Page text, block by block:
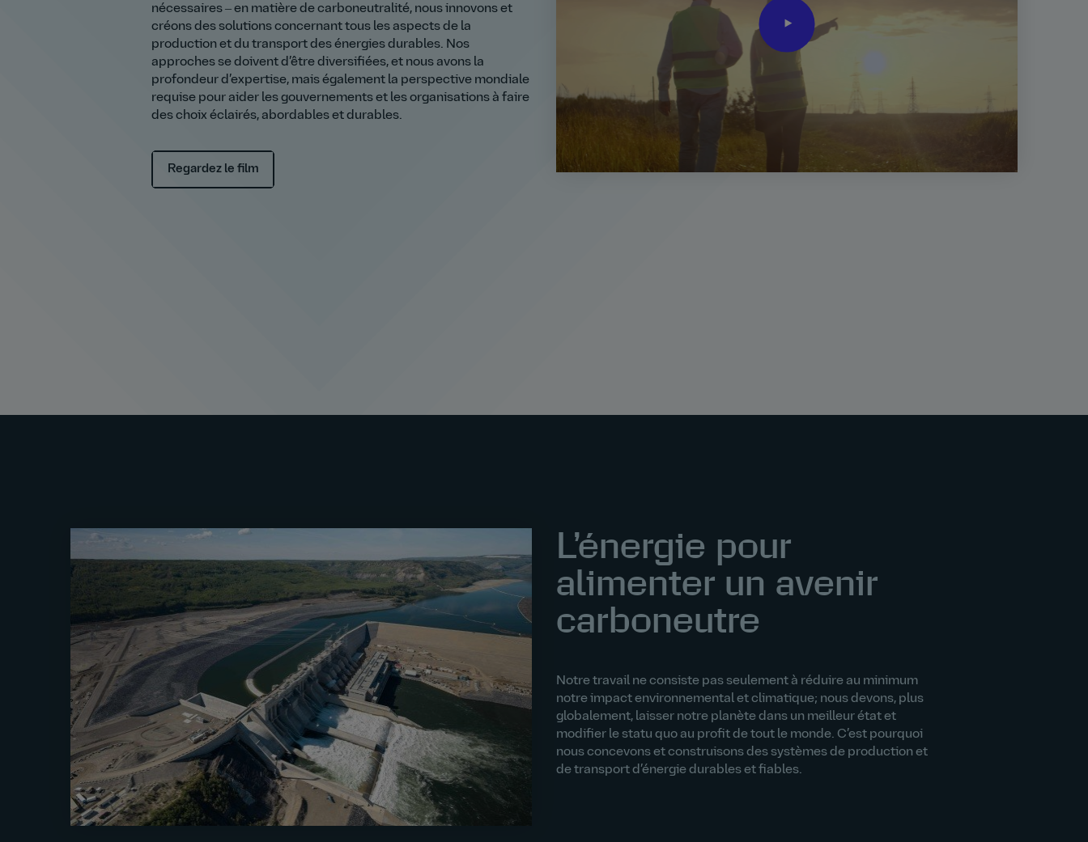
nécessaires ‒ en matière de carboneutralité, nous innovons et
créons des solutions concernant tous les aspects de la
production et du transport des énergies durables. Nos
approches se doivent d’être diversifiées, et nous avons la
profondeur d’expertise, mais également la perspective mondiale
requise pour aider les gouvernements et les organisations à faire
des choix éclairés, abordables et durables.
Regardez le film
L’énergie pour
alimenter un avenir
carboneutre
Notre travail ne consiste pas seulement à réduire au minimum
notre impact environnemental et climatique; nous devons, plus
globalement, laisser notre planète dans un meilleur état et
modifier le statu quo au profit de tout le monde. C’est pourquoi
nous concevons et construisons des systèmes de production et
de transport d’énergie durables et fiables.